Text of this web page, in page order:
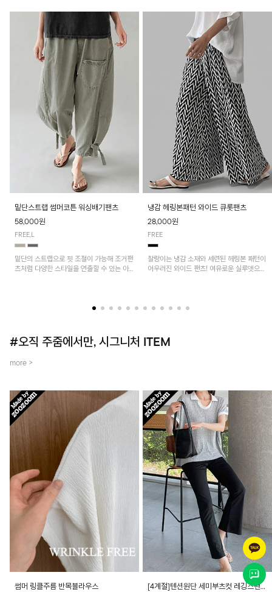
밑단스트랩 썸머코튼 워싱배기팬츠
58,000원
FREE,L
밑단의 스트랩으로 핏 조절이 가능해 조거팬
츠처럼 다양한 스타일을 연출할 수 있는 아
냉감 헤링본패턴 와이드 큐롯팬츠
28,000원
FREE
찰랑이는 냉감 소재와 세련된 헤링본 패턴이
어우러진 와이드 팬츠! 여유로운 실루엣으로
#오직 주줌에서만, 시그니처 ITEM
more >
썸머 링클주름 반목블라우스 [4계절]텐션원단 세미부츠컷 레깅스팬